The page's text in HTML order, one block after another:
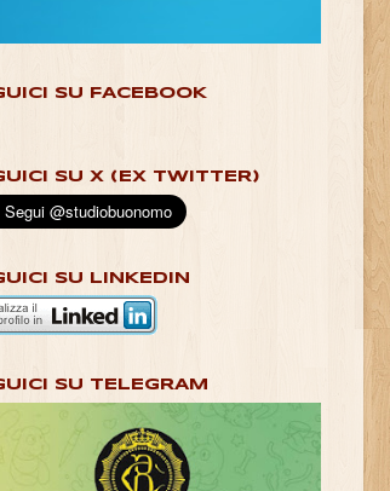
SU FACEBOOK
SU X (EX TWITTER)
SU LINKEDIN
SU TELEGRAM